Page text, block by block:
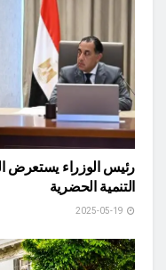
رئيس الوزراء يستعرض
التنمية الحضرية